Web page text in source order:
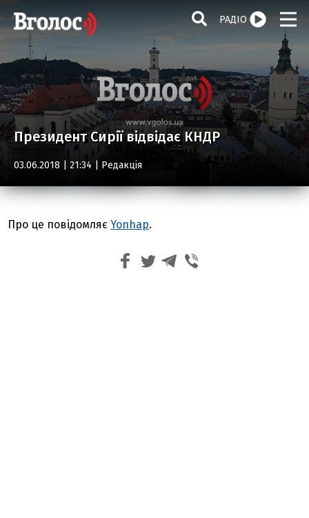
РАДІО
Президент Сирії відвідає КНДР
03.06.2018 | 21:34 | Редакція
Про це повідомляєYonhap.